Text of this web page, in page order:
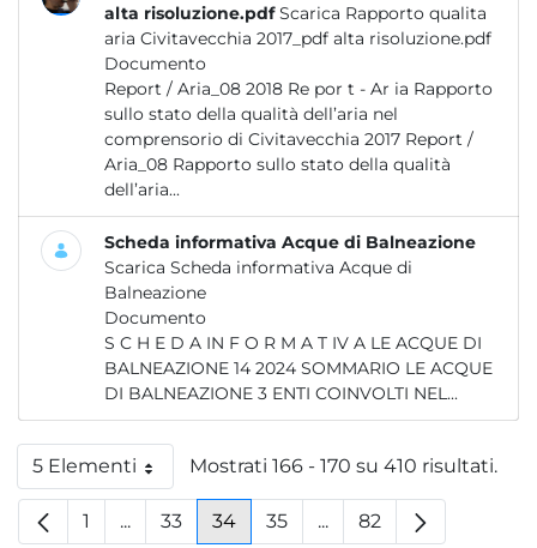
alta risoluzione.pdf Scarica Rapporto qualita
aria Civitavecchia 2017_pdf alta risoluzione.pdf
Documento
Report / Aria_08 2018 Re por t - Ar ia Rapporto
sullo stato della qualità dell’aria nel
comprensorio di Civitavecchia 2017 Report /
Aria_08 Rapporto sullo stato della qualità
dell’aria...
Scheda informativa Acque di Balneazione
Scarica Scheda informativa Acque di
Balneazione
Documento
S C H E D A IN F O R M A T IV A LE ACQUE DI
BALNEAZIONE 14 2024 SOMMARIO LE ACQUE
DI BALNEAZIONE 3 ENTI COINVOLTI NEL...
5 ElementiPer paginaMostrati 166 - 170 su 410 risultati.
Pagina
1 ...Pagine intermedie
Pagina
33 Pagina
34 Pagina
35 ...Pagine intermedie
Pagina
82